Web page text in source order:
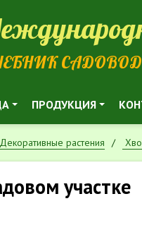
ПРОДУКЦИЯ
Декоративные растения
участке